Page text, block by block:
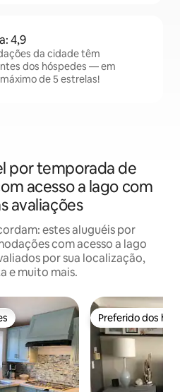
4,9
da cidade têm
dos hóspedes — em
de 5 estrelas!
por temporada de
acesso a lago com
avaliações
estes aluguéis por
com acesso a lago
por sua localização,
e muito mais.
dos hóspedes Preferido dos
Preferido dos